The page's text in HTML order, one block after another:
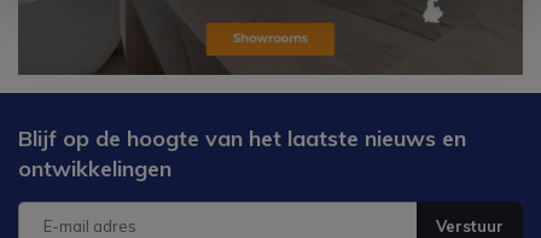
Blijf op de hoogte van het laatste nieuws en
ontwikkelingen
Verstuur